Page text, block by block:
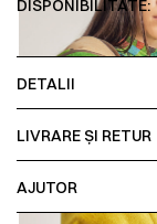
DISPONIBILITATE:
DETALII
LIVRARE ȘI RETUR
AJUTOR